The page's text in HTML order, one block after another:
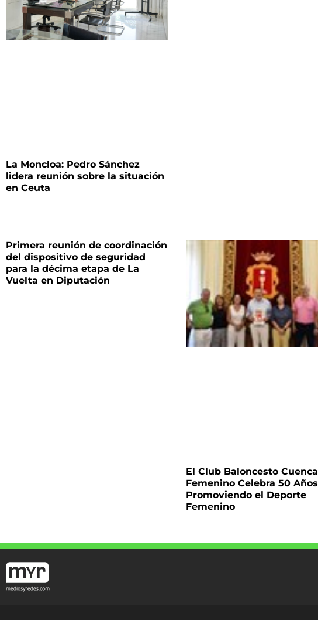
La Moncloa: Pedro Sánchez
lidera reunión sobre la situación
en Ceuta
Primera reunión de coordinación
del dispositivo de seguridad
para la décima etapa de La
Vuelta en Diputación
El Club Baloncesto Cuenca
Femenino Celebra 50 Años
Promoviendo el Deporte
Femenino